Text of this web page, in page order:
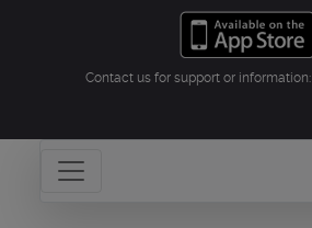
Contact us for support or information: